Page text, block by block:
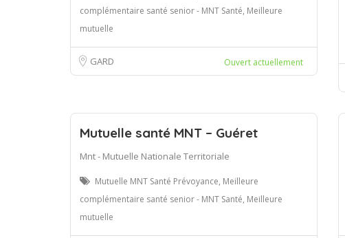
complémentaire santé senior - MNT Santé, Meilleure
mutuelle
GARD Ouvert actuellement
Mutuelle santé MNT – Guéret
Mnt - Mutuelle Nationale Territoriale
Mutuelle MNT Santé Prévoyance, Meilleure
complémentaire santé senior - MNT Santé, Meilleure
mutuelle